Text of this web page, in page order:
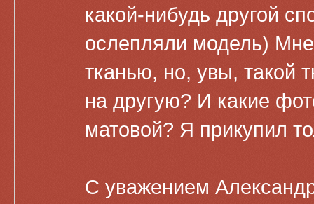
какой-нибудь другой
ослепляли модель) Мне
тканью, но, увы, такой
на другую? И какие
матовой? Я прикупил
С уважением